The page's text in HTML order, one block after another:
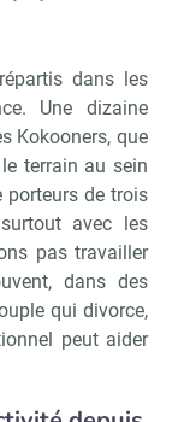
dans les
Une dizaine
Kokooners, que
terrain au sein
porteurs de trois
avec les
pas travailler
dans des
qui divorce,
peut aider